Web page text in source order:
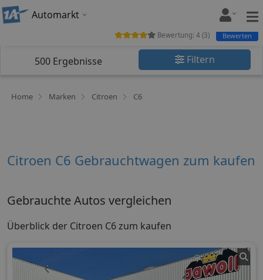
Automarkt
500 Ergebnisse Filtern
Home Marken Citroen C6
Bewertung: 4 (3) Bewerten
Citroen C6 Gebrauchtwagen zum kaufen
Gebrauchte Autos vergleichen
Überblick der Citroen C6 zum kaufen